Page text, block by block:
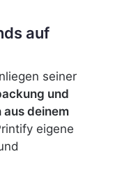
auf
seiner
und
deinem
eigene